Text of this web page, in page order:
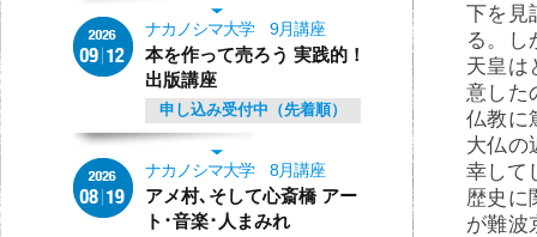
下を見
る。し
天皇は
意した
仏教に
大仏の
幸して
歴史に
が難波
ナカノシマ大学 9月講座
本を作って売ろう 実践的！
出版講座
申し込み受付中（先着順）
ナカノシマ大学 8月講座
アメ村､そして心斎橋 アー
ト･音楽･人まみれ